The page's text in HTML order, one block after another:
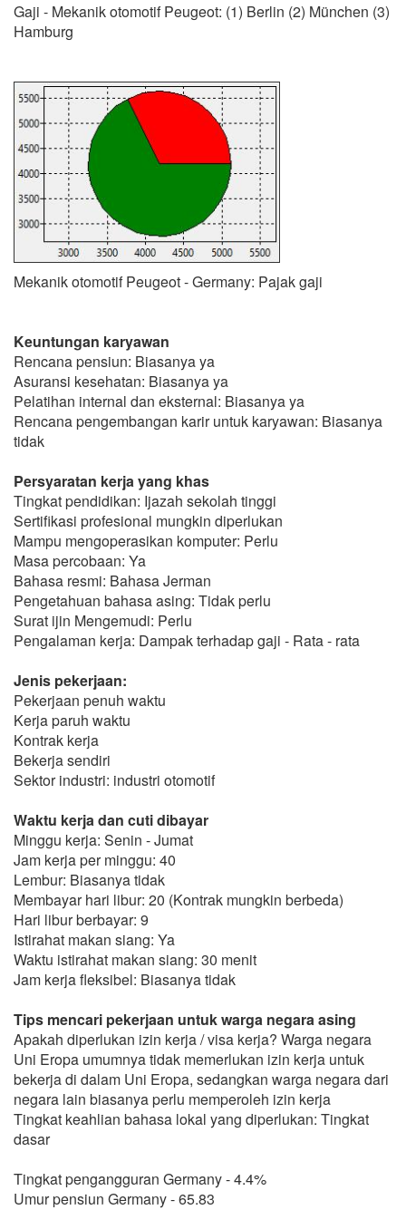
Gaji - Mekanik otomotif Peugeot: (1) Berlin (2) München (3)
Hamburg
Mekanik otomotif Peugeot - Germany: Pajak gaji
Keuntungan karyawan
Rencana pensiun: Biasanya ya
Asuransi kesehatan: Biasanya ya
Pelatihan internal dan eksternal: Biasanya ya
Rencana pengembangan karir untuk karyawan: Biasanya
tidak
Persyaratan kerja yang khas
Tingkat pendidikan: Ijazah sekolah tinggi
Sertifikasi profesional mungkin diperlukan
Mampu mengoperasikan komputer: Perlu
Masa percobaan: Ya
Bahasa resmi: Bahasa Jerman
Pengetahuan bahasa asing: Tidak perlu
Surat ijin Mengemudi: Perlu
Pengalaman kerja: Dampak terhadap gaji - Rata - rata
Jenis pekerjaan:
Pekerjaan penuh waktu
Kerja paruh waktu
Kontrak kerja
Bekerja sendiri
Sektor industri: industri otomotif
Waktu kerja dan cuti dibayar
Minggu kerja: Senin - Jumat
Jam kerja per minggu: 40
Lembur: Biasanya tidak
Membayar hari libur: 20 (Kontrak mungkin berbeda)
Hari libur berbayar: 9
Istirahat makan siang: Ya
Waktu istirahat makan siang: 30 menit
Jam kerja fleksibel: Biasanya tidak
Tips mencari pekerjaan untuk warga negara asing
Apakah diperlukan izin kerja / visa kerja? Warga negara
Uni Eropa umumnya tidak memerlukan izin kerja untuk
bekerja di dalam Uni Eropa, sedangkan warga negara dari
negara lain biasanya perlu memperoleh izin kerja
Tingkat keahlian bahasa lokal yang diperlukan: Tingkat
dasar
Tingkat pengangguran Germany - 4.4%
Umur pensiun Germany - 65.83